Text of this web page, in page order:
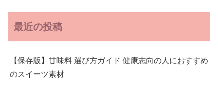
最近の投稿
【保存版】甘味料 選び方ガイド 健康志向の人におすすめ
のスイーツ素材